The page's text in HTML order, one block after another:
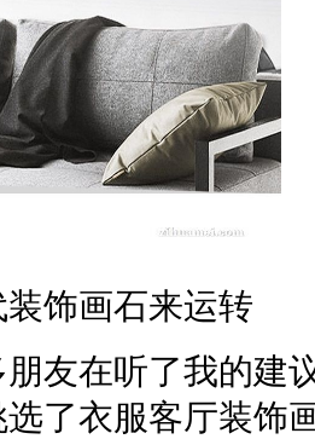
饰画石来运转
友在听了我的建
选了衣服客厅装饰